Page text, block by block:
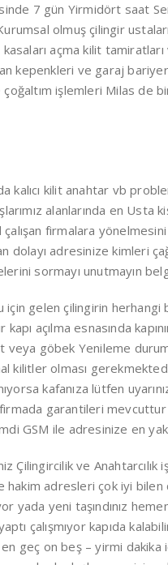
7 gün Yirmidört saat
olmuş çilingir
kasaları açma kilit
kepenkleri ve garaj
işlemleri Milas de
kalıcı kilit anahtar vb
alanlarında en Usta
çalışan firmalara
dolayı adresinize kimleri
sormayı unutmayın
için gelen çilingirin
açılma esnasında
veya göbek Yenileme
kilitler olması
kafanıza lütfen
garantileri
GSM ile adresinize en
ve Anahtarcılık
adresleri çok iyi
yada yeni taşındınız
çalışmıyor kapıda
geç on beş – yirmi dakika